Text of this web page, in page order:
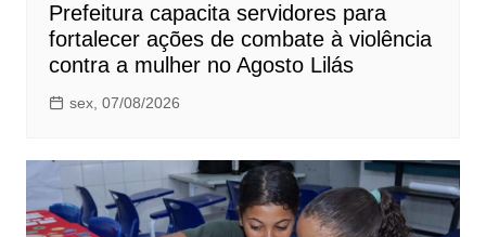
Prefeitura capacita servidores para
fortalecer ações de combate à violência
contra a mulher no Agosto Lilás
sex, 07/08/2026